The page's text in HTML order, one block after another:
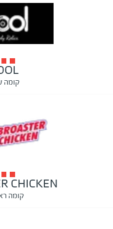
קומה
CHICKEN
קומה